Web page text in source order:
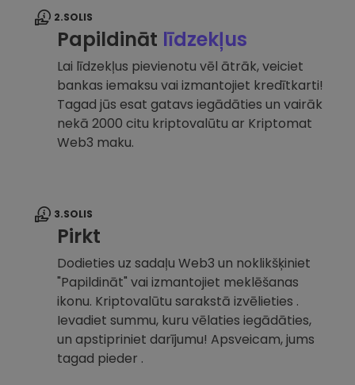
2.SOLIS
Papildināt līdzekļus
Lai līdzekļus pievienotu vēl ātrāk, veiciet
bankas iemaksu vai izmantojiet kredītkarti!
Tagad jūs esat gatavs iegādāties un vairāk
nekā 2000 citu kriptovalūtu ar Kriptomat
Web3 maku.
3.SOLIS
Pirkt
Dodieties uz sadaļu Web3 un noklikšķiniet
"Papildināt" vai izmantojiet meklēšanas
ikonu. Kriptovalūtu sarakstā izvēlieties .
Ievadiet summu, kuru vēlaties iegādāties,
un apstipriniet darījumu! Apsveicam, jums
tagad pieder .